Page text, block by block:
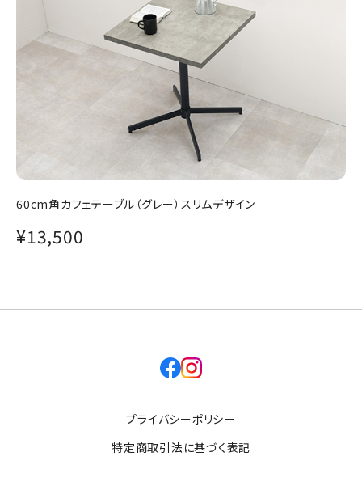
60cm角カフェテーブル（グレー）スリムデザイン
¥13,500
プライバシーポリシー
特定商取引法に基づく表記